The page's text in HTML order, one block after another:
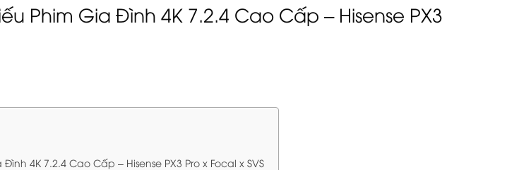
Phim Gia Đình 4K 7.2.4 Cao Cấp – Hisense PX3
4K 7.2.4 Cao Cấp – Hisense PX3 Pro x Focal x SVS